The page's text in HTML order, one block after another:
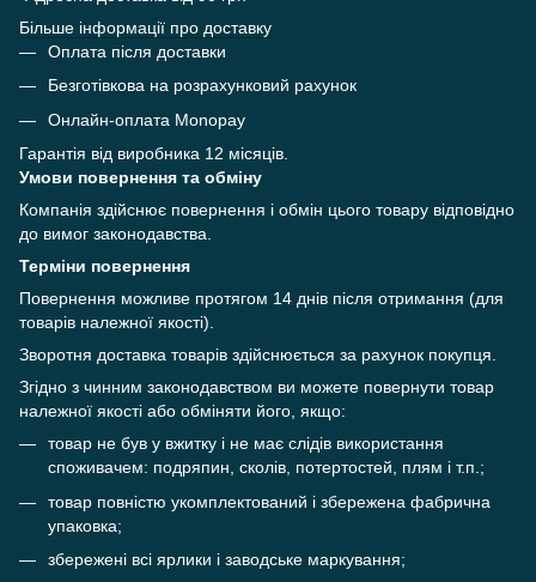
Більше інформації про доставку
Оплата після доставки
Безготівкова на розрахунковий рахунок
Онлайн-оплата Monopay
Гарантія від виробника 12 місяців.
Умови повернення та обміну
Компанія здійснює повернення і обмін цього товару відповідно
до вимог законодавства.
Терміни повернення
Повернення можливе протягом 14 днів після отримання (для
товарів належної якості).
Зворотня доставка товарів здійснюється за рахунок покупця.
Згідно з чинним законодавством ви можете повернути товар
належної якості або обміняти його, якщо:
товар не був у вжитку і не має слідів використання
споживачем: подряпин, сколів, потертостей, плям і т.п.;
товар повністю укомплектований і збережена фабрична
упаковка;
збережені всі ярлики і заводське маркування;